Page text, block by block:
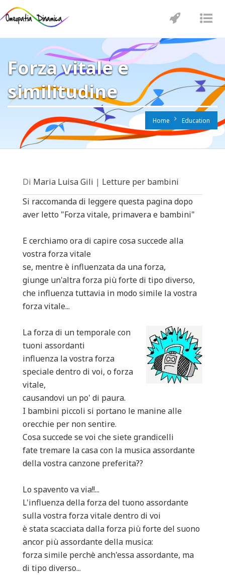
Forza vitale e
similitudine
Home Education
Di Maria Luisa Gili | Letture per bambini
Si raccomanda di leggere questa pagina dopo
aver letto "Forza vitale, primavera e bambini"
E cerchiamo ora di capire cosa succede alla
vostra forza vitale
se, mentre è influenzata da una forza,
giunge un'altra forza più forte di tipo diverso,
che influenza tuttavia in modo simile la vostra
forza vitale...
La forza di un temporale con
tuoni assordanti
influenza la vostra forza
speciale dentro di voi, o forza
vitale,
causandovi un po' di paura.
I bambini piccoli si portano le manine alle
orecchie per non sentire.
Cosa succede se voi che siete grandicelli
fate tremare la casa con la musica assordante
della vostra canzone preferita??
Lo spavento va via!!...
L'influenza della forza del tuono assordante
sulla vostra forza vitale dentro di voi
è stata scacciata dalla forza più forte del suono
ancor più assordante della musica:
forza simile perchè anch'essa assordante, ma
di tipo diverso...